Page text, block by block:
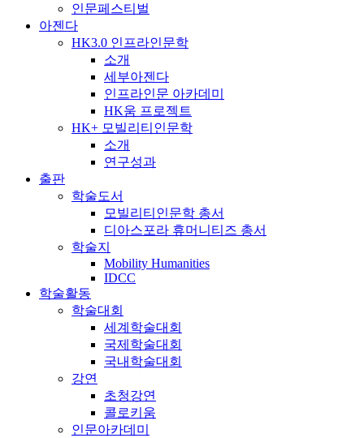
인문페스티벌
아젠다
HK3.0 인프라인문학
소개
세부아젠다
인프라인문 아카데미
HK움 프로젝트
HK+ 모빌리티인문학
소개
연구성과
출판
학술도서
모빌리티인문학 총서
디아스포라 휴머니티즈 총서
학술지
Mobility Humanities
IDCC
학술활동
학술대회
세계학술대회
국제학술대회
국내학술대회
강연
초청강연
콜로키움
인문아카데미